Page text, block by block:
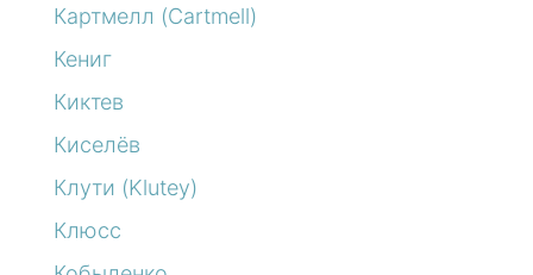
Картмелл (Cartmell)
Кениг
Киктев
Киселёв
Клути (Klutey)
Клюсс